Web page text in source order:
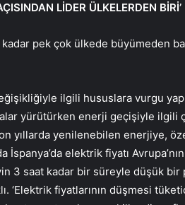
LİDER ÜLKELERDEN BİRİ’
kadar pek çok ülkede büyümeden
ilgili hususlara vurgu
yürütürken enerji geçişiyle ilgili
yıllarda yenilenebilen enerjiye,
İspanya’da elektrik fiyatı
3 saat kadar bir süreyle düşük bir
‘Elektrik fiyatlarının düşmesi